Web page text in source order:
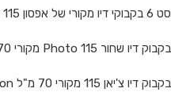
סט 6 בקבוקי דיו מקורי של אפסון 115 Epson Ecotank מכיל בתוכו:
בקבוק דיו שחור Photo 115 מקורי 70 מ"ל Epson
בקבוק דיו צ'יאן 115 מקורי 70 מ"ל Epson